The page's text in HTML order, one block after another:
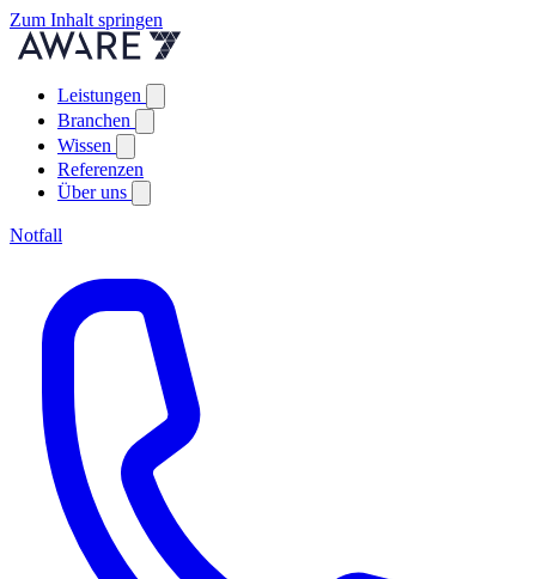
Zum Inhalt springen
Leistungen
Branchen
Wissen
Referenzen
Über uns
Notfall